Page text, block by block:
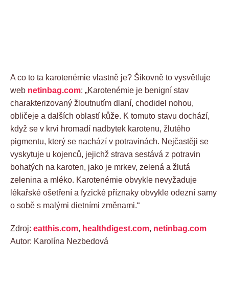
A co to ta karotenémie vlastně je? Šikovně to vysvětluje
web netinbag.com: „Karotenémie je benigní stav
charakterizovaný žloutnutím dlaní, chodidel nohou,
obličeje a dalších oblastí kůže. K tomuto stavu dochází,
když se v krvi hromadí nadbytek karotenu, žlutého
pigmentu, který se nachází v potravinách. Nejčastěji se
vyskytuje u kojenců, jejichž strava sestává z potravin
bohatých na karoten, jako je mrkev, zelená a žlutá
zelenina a mléko. Karotenémie obvykle nevyžaduje
lékařské ošetření a fyzické příznaky obvykle odezní samy
o sobě s malými dietními změnami.“
Zdroj: eatthis.com, healthdigest.com, netinbag.com
Autor: Karolína Nezbedová